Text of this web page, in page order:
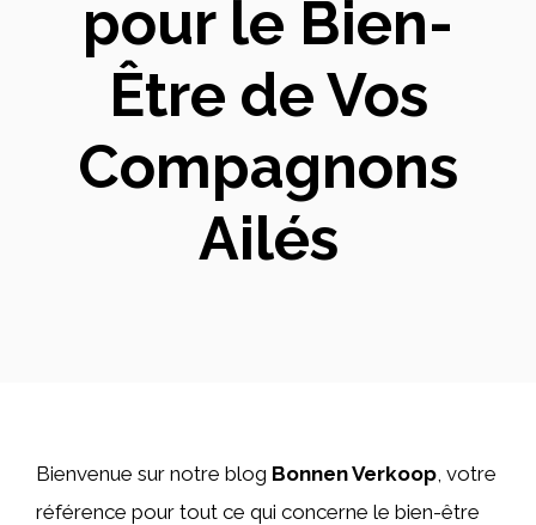
pour le Bien-
Être de Vos
Compagnons
Ailés
Bienvenue sur notre blog Bonnen Verkoop, votre
référence pour tout ce qui concerne le bien-être